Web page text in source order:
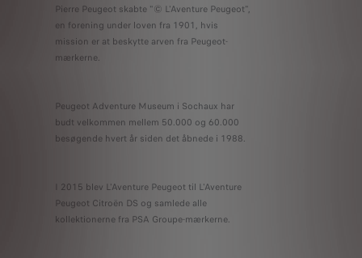
Pierre Peugeot skabte "© L'Aventure Peugeot",
en forening under loven fra 1901, hvis
mission er at beskytte arven fra Peugeot-
mærkerne.
Peugeot Adventure Museum i Sochaux har
budt velkommen mellem 50.000 og 60.000
besøgende hvert år siden det åbnede i 1988.
I 2015 blev L'Aventure Peugeot til L'Aventure
Peugeot Citroën DS og samlede alle
kollektionerne fra PSA Groupe-mærkerne.